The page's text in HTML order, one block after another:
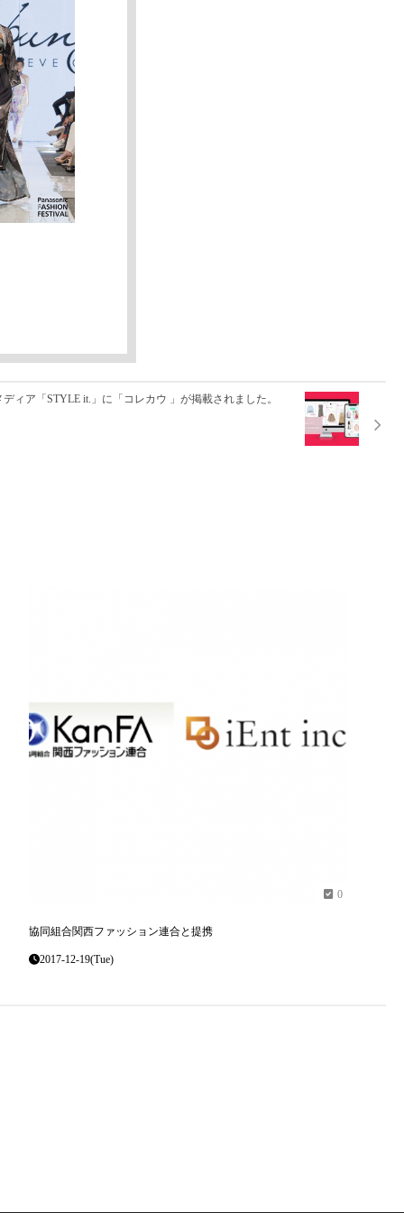
ィア「STYLE it.」に「コレカウ 」が掲載されました。
0
協同組合関西ファッション連合と提携
2017-12-19(Tue)